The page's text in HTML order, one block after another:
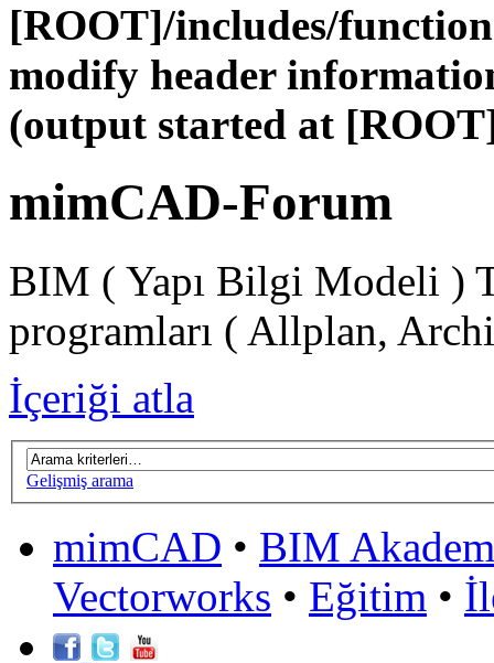
[ROOT]/includes/
modify header
(output started at
mimCAD-Forum
BIM ( Yapı Bilgi Modeli )
programları ( Allplan,
İçeriği atla
Gelişmiş arama
mimCAD • BIM
Vectorworks • Eğitim •